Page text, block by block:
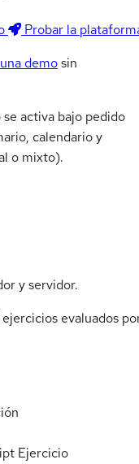
Probar la
demosin
se activa bajo pedido
calendario y
o mixto).
y servidor.
evaluados
Ejercicio